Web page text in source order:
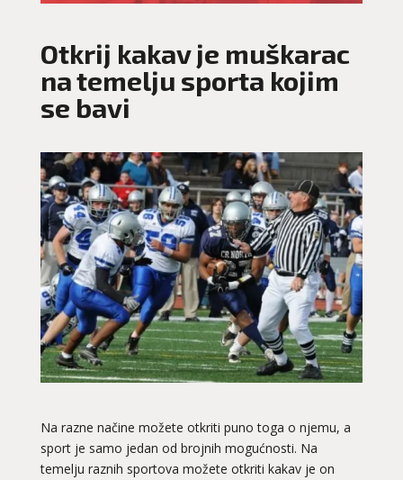
Otkrij kakav je muškarac
na temelju sporta kojim
se bavi
Na razne načine možete otkriti puno toga o njemu, a
sport je samo jedan od brojnih mogućnosti. Na
temelju raznih sportova možete otkriti kakav je on